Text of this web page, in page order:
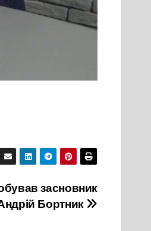
засновник
Бортник